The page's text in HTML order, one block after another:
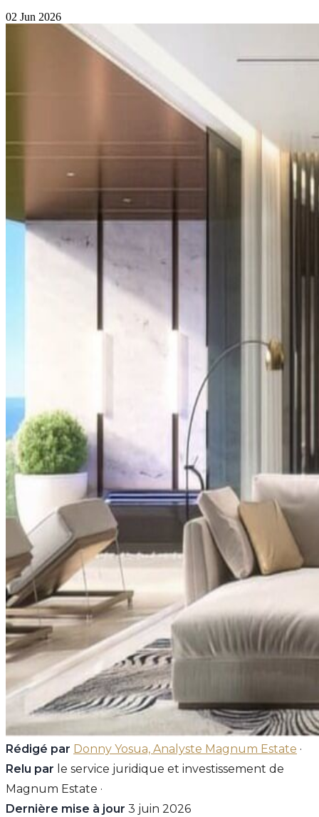
02 Jun 2026
Rédigé par Donny Yosua, Analyste Magnum Estate ·
Relu par le service juridique et investissement de
Magnum Estate ·
Dernière mise à jour 3 juin 2026